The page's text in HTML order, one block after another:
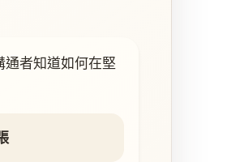
通者知道如何在堅